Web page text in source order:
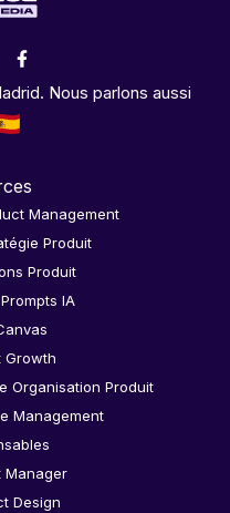
Nous parlons aussi
Management
Produit
Produit
IA
Growth
Organisation Produit
Management
Manager
Design